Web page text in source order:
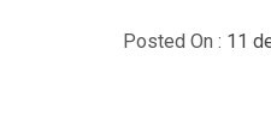
Posted On : 11